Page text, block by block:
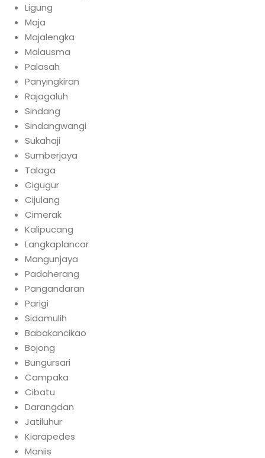
Ligung
Maja
Majalengka
Malausma
Palasah
Panyingkiran
Rajagaluh
Sindang
Sindangwangi
Sukahaji
Sumberjaya
Talaga
Cigugur
Cijulang
Cimerak
Kalipucang
Langkaplancar
Mangunjaya
Padaherang
Pangandaran
Parigi
Sidamulih
Babakancikao
Bojong
Bungursari
Campaka
Cibatu
Darangdan
Jatiluhur
Kiarapedes
Maniis